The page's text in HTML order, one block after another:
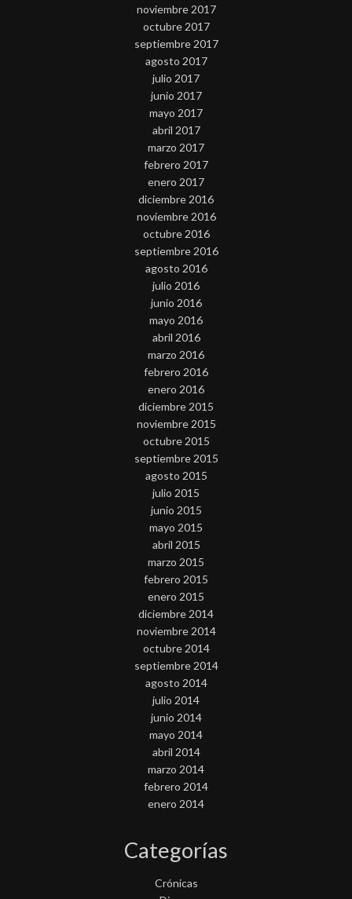
noviembre 2017
octubre 2017
septiembre 2017
agosto 2017
julio 2017
junio 2017
mayo 2017
abril 2017
marzo 2017
febrero 2017
enero 2017
diciembre 2016
noviembre 2016
octubre 2016
septiembre 2016
agosto 2016
julio 2016
junio 2016
mayo 2016
abril 2016
marzo 2016
febrero 2016
enero 2016
diciembre 2015
noviembre 2015
octubre 2015
septiembre 2015
agosto 2015
julio 2015
junio 2015
mayo 2015
abril 2015
marzo 2015
febrero 2015
enero 2015
diciembre 2014
noviembre 2014
octubre 2014
septiembre 2014
agosto 2014
julio 2014
junio 2014
mayo 2014
abril 2014
marzo 2014
febrero 2014
enero 2014
Categorías
Crónicas